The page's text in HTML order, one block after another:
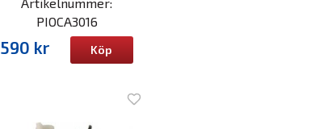
PIOCA3016
590 kr Köp